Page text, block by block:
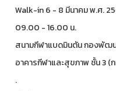
Walk-in 6 - 8 มีนาคม พ.ศ.
09.00 - 16.00 น.
สนามกีฬาแบดมินตัน กองพัฒ
อาคารกีฬาและสุขภาพ ชั้น 3 (
.